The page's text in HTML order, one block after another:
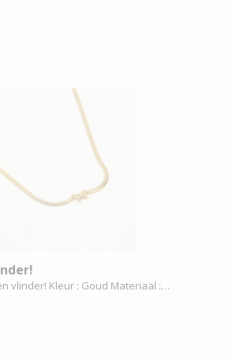
vlinder! Kleur : Goud Materiaal :…